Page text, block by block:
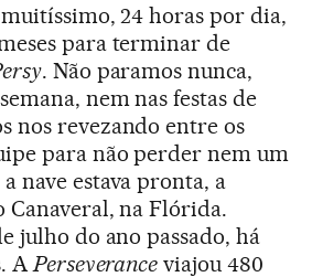
24 horas por dia,
para terminar de
. Não paramos nunca,
nem nas festas de
nos revezando entre os
para não perder nem um
nave estava pronta, a
Canaveral, na Flórida.
julho do ano passado, há
APerseverance viajou 480